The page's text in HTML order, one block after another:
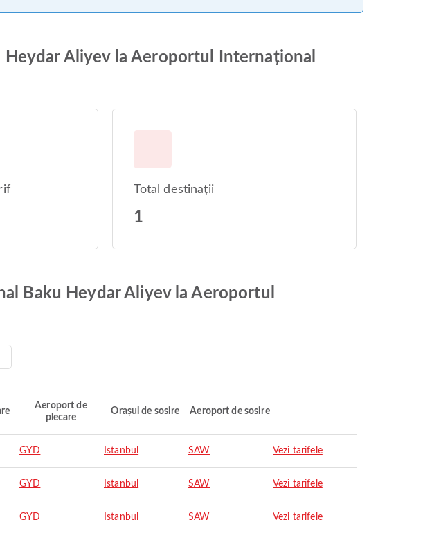
Aliyev la Aeroportul Internațional
Total destinații
1
Baku Heydar Aliyev la Aeroportul
Aeroport de
plecare
Orașul de sosire Aeroport de sosire
GYD Istanbul SAW Vezi tarifele
GYD Istanbul SAW Vezi tarifele
GYD Istanbul SAW Vezi tarifele